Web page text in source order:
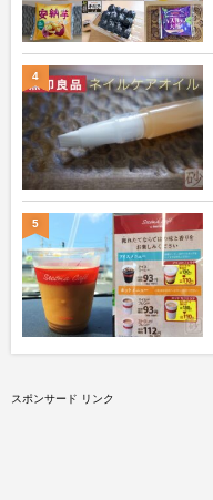
4
5
スポンサード リンク